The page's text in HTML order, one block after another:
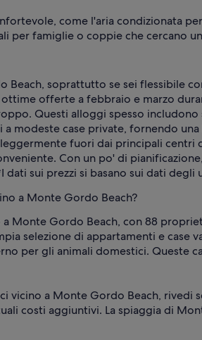
come l'aria condizionata
famiglie o coppie che cercano
Beach, soprattutto se sei flessibile
offerte a febbraio e marzo
Questi alloggi spesso
modeste case private, fornendo
fuori dai principali centri
Con un po' di
sui prezzi si basano sui dati degli
a Monte Gordo Beach?
Monte Gordo Beach, con 88
selezione di appartamenti e case
per gli animali domestici. Queste
vicino a Monte Gordo Beach, rivedi
costi aggiuntivi. La spiaggia di